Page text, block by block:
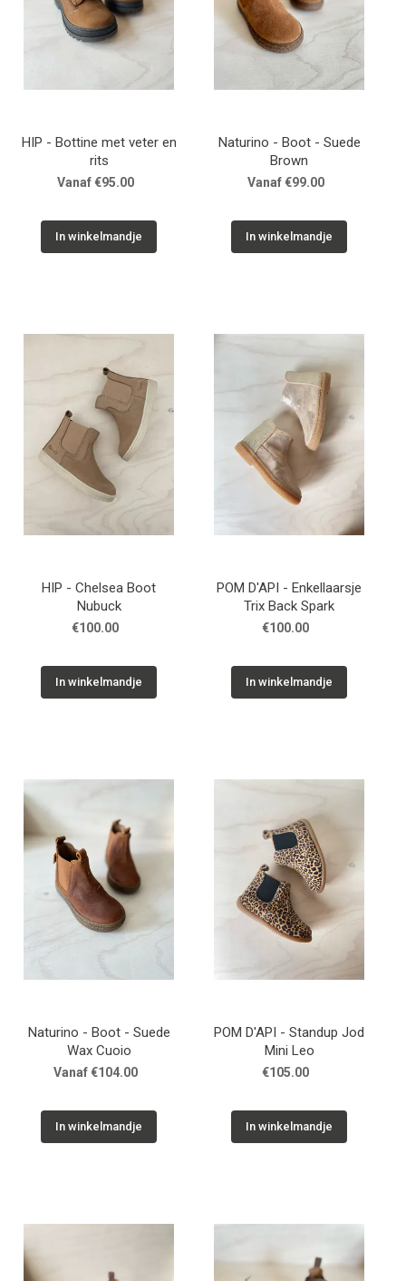
HIP - Bottine met veter en
rits
Vanaf €95.00
In winkelmandje
Naturino - Boot - Suede
Brown
Vanaf €99.00
In winkelmandje
HIP - Chelsea Boot
Nubuck
€100.00
In winkelmandje
POM D'API - Enkellaarsje
Trix Back Spark
€100.00
In winkelmandje
Naturino - Boot - Suede
Wax Cuoio
Vanaf €104.00
In winkelmandje
POM D'API - Standup Jod
Mini Leo
€105.00
In winkelmandje